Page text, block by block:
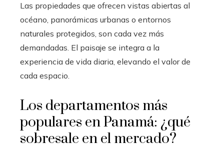
Las propiedades que ofrecen vistas abiertas al
océano, panorámicas urbanas o entornos
naturales protegidos, son cada vez más
demandadas. El paisaje se integra a la
experiencia de vida diaria, elevando el valor de
cada espacio.
Los departamentos más
populares en Panamá: ¿qué
sobresale en el mercado?